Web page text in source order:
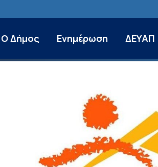
Ο Δήμος Ενημέρωση ΔΕΥΑΠ